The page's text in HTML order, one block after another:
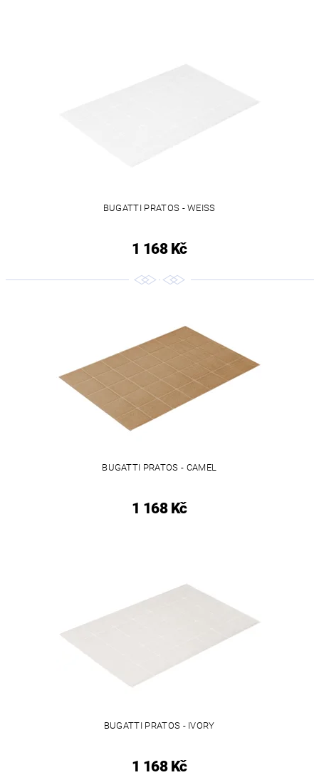
BUGATTI PRATOS - WEISS
1 168 Kč
BUGATTI PRATOS - CAMEL
1 168 Kč
BUGATTI PRATOS - IVORY
1 168 Kč